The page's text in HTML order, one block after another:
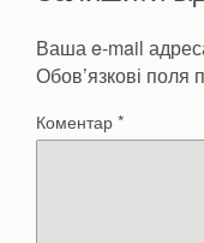
Ваша e-mail
Обов’язкові поля
Коментар*